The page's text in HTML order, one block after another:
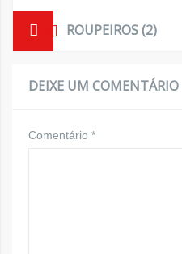
ROUPEIROS (2)
DEIXE UM COMENTÁRIO
Comentário *